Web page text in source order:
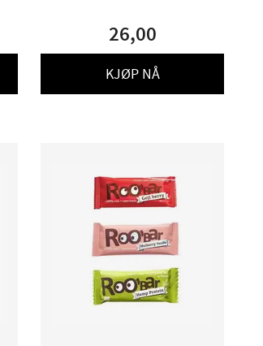
26,00
KJØP NÅ